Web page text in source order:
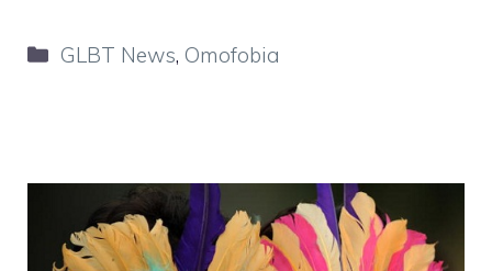
Categorie
GLBT News, Omofobia